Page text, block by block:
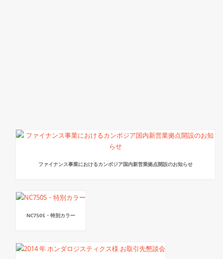
ファイナンス事業におけるカンボジア国内新営業拠点開設のお知らせ
NC750S・特別カラー